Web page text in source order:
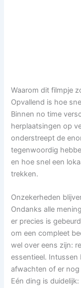
Waarom dit filmpje
Opvallend is hoe
Binnen no time
herplaatsingen op
onderstreept de
tegenwoordig
en hoe snel een
trekken.
Onzekerheden
Ondanks alle
er precies is
om een compleet
wel over eens zijn:
essentieel.
afwachten of er
Eén ding is